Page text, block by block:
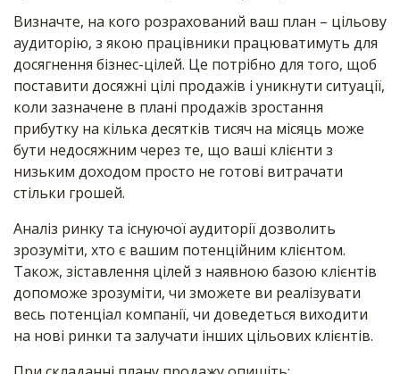
Визначте, на кого розрахований ваш план – цільову
аудиторію, з якою працівники працюватимуть для
досягнення бізнес-цілей. Це потрібно для того, щоб
поставити досяжні цілі продажів і уникнути ситуації,
коли зазначене в плані продажів зростання
прибутку на кілька десятків тисяч на місяць може
бути недосяжним через те, що ваші клієнти з
низьким доходом просто не готові витрачати
стільки грошей.
Аналіз ринку та існуючої аудиторії дозволить
зрозуміти, хто є вашим потенційним клієнтом.
Також, зіставлення цілей з наявною базою клієнтів
допоможе зрозуміти, чи зможете ви реалізувати
весь потенціал компанії, чи доведеться виходити
на нові ринки та залучати інших цільових клієнтів.